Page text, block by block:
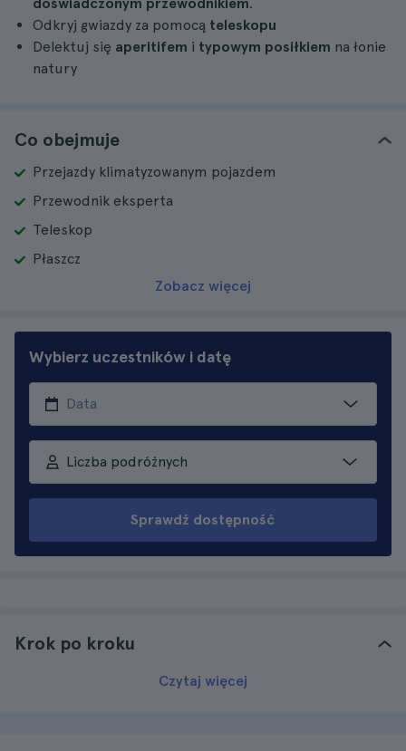
Odkryj gwiazdy za pomocą teleskopu
Delektuj się aperitifem i typowym posiłkiem na łonie
natury
Co obejmuje
Przejazdy klimatyzowanym pojazdem
Przewodnik eksperta
Teleskop
Płaszcz
Zobacz więcej
Wybierz uczestników i datę
Liczba podróżnych
Sprawdź dostępność
Krok po kroku
Czytaj więcej